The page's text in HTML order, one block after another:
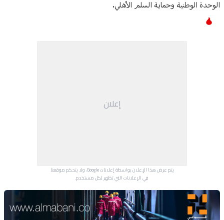
الوحدة الوطنية وحماية السلم الأهلي.
إعلان
يتم عرض هذا الإعلان بواسطة إعلانات Google، ولا يتحكم موقعنا
في الإعلانات التي تظهر لكل مستخدم.
Advertisement Section